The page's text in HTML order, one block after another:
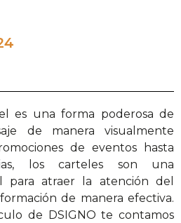
es una forma poderosa de
de manera visualmente
de eventos hasta
los carteles son una
para atraer la atención del
de manera efectiva.
de DSIGNO te contamos